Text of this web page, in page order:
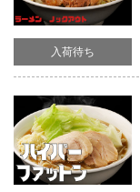
入荷待ち